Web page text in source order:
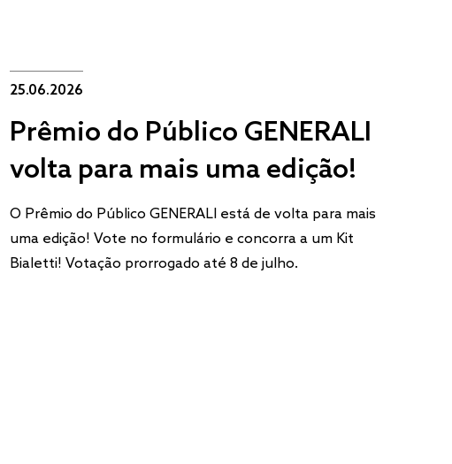
25.06.2026
Prêmio do Público GENERALI
volta para mais uma edição!
O Prêmio do Público GENERALI está de volta para mais
uma edição! Vote no formulário e concorra a um Kit
Bialetti! Votação prorrogado até 8 de julho.